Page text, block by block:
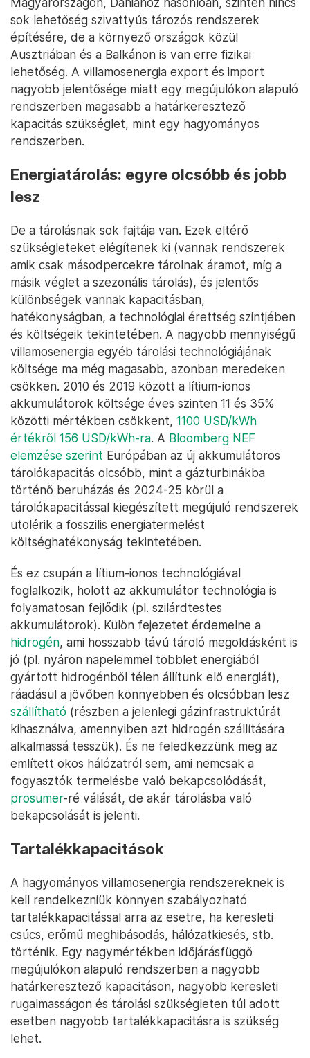
sok lehetőség szivattyús tározós rendszerek
építésére, de a környező országok közül
Ausztriában és a Balkánon is van erre fizikai
lehetőség. A villamosenergia export és import
nagyobb jelentősége miatt egy megújulókon alapuló
rendszerben magasabb a határkeresztező
kapacitás szükséglet, mint egy hagyományos
rendszerben.
Energiatárolás: egyre olcsóbb és jobb
lesz
De a tárolásnak sok fajtája van. Ezek eltérő
szükségleteket elégítenek ki (vannak rendszerek
amik csak másodpercekre tárolnak áramot, míg a
másik véglet a szezonális tárolás), és jelentős
különbségek vannak kapacitásban,
hatékonyságban, a technológiai érettség szintjében
és költségeik tekintetében. A nagyobb mennyiségű
villamosenergia egyéb tárolási technológiájának
költsége ma még magasabb, azonban meredeken
csökken. 2010 és 2019 között a lítium-ionos
akkumulátorok költsége éves szinten 11 és 35%
közötti mértékben csökkent, 1100 USD/kWh
értékről 156 USD/kWh-ra. A Bloomberg NEF
elemzése szerint Európában az új akkumulátoros
tárolókapacitás olcsóbb, mint a gázturbinákba
történő beruházás és 2024-25 körül a
tárolókapacitással kiegészített megújuló rendszerek
utolérik a fosszilis energiatermelést
költséghatékonyság tekintetében.
És ez csupán a lítium-ionos technológiával
foglalkozik, holott az akkumulátor technológia is
folyamatosan fejlődik (pl. szilárdtestes
akkumulátorok). Külön fejezetet érdemelne a
hidrogén, ami hosszabb távú tároló megoldásként is
jó (pl. nyáron napelemmel többlet energiából
gyártott hidrogénből télen állítunk elő energiát),
ráadásul a jövőben könnyebben és olcsóbban lesz
szállítható (részben a jelenlegi gázinfrastruktúrát
kihasználva, amennyiben azt hidrogén szállítására
alkalmassá tesszük). És ne feledkezzünk meg az
említett okos hálózatról sem, ami nemcsak a
fogyasztók termelésbe való bekapcsolódását,
prosumer-ré válását, de akár tárolásba való
bekapcsolását is jelenti.
Tartalékkapacitások
A hagyományos villamosenergia rendszereknek is
kell rendelkezniük könnyen szabályozható
tartalékkapacitással arra az esetre, ha keresleti
csúcs, erőmű meghibásodás, hálózatkiesés, stb.
történik. Egy nagymértékben időjárásfüggő
megújulókon alapuló rendszerben a nagyobb
határkeresztező kapacitáson, nagyobb keresleti
rugalmasságon és tárolási szükségleten túl adott
esetben nagyobb tartalékkapacitásra is szükség
lehet.